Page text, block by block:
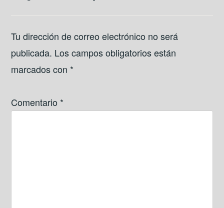
Tu dirección de correo electrónico no será
publicada. Los campos obligatorios están
marcados con *
Comentario *